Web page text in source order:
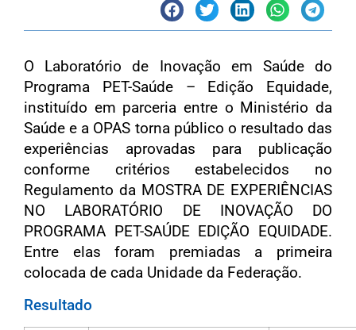
O Laboratório de Inovação em Saúde do
Programa PET-Saúde – Edição Equidade,
instituído em parceria entre o Ministério da
Saúde e a OPAS torna público o resultado das
experiências aprovadas para publicação
conforme critérios estabelecidos no
Regulamento da MOSTRA DE EXPERIÊNCIAS
NO LABORATÓRIO DE INOVAÇÃO DO
PROGRAMA PET-SAÚDE EDIÇÃO EQUIDADE.
Entre elas foram premiadas a primeira
colocada de cada Unidade da Federação.
Resultado